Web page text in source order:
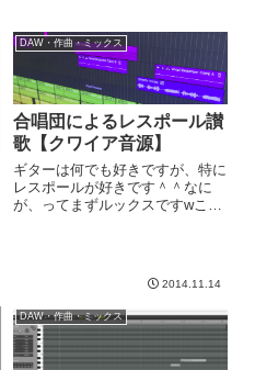
DAW・作曲・ミックス
合唱団によるレスポール讃
歌【クワイア音源】
ギターは何でも好きですが、特に
レスポールが好きです＾＾なに
が、ってまずルックスですwこれ
最高にマッチするかは違いますよ
ね。なので、レスポールの音が一
番...
2014.11.14
DAW・作曲・ミックス